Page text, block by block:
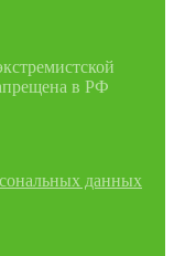
в РФ
данных